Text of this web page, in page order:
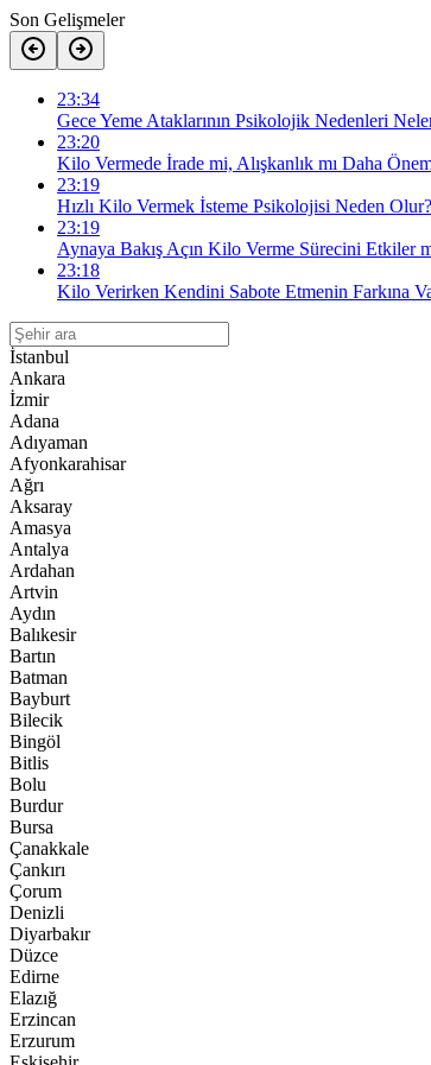
Son Gelişmeler
23:34
Gece Yeme Ataklarının Psikolojik Nedenleri
23:20
Kilo Vermede İrade mi, Alışkanlık mı Daha
23:19
Hızlı Kilo Vermek İsteme Psikolojisi Neden Olur?
23:19
Aynaya Bakış Açın Kilo Verme Sürecini Etkiler
23:18
Kilo Verirken Kendini Sabote Etmenin Farkına
İstanbul
Ankara
İzmir
Adana
Adıyaman
Afyonkarahisar
Ağrı
Aksaray
Amasya
Antalya
Ardahan
Artvin
Aydın
Balıkesir
Bartın
Batman
Bayburt
Bilecik
Bingöl
Bitlis
Bolu
Burdur
Bursa
Çanakkale
Çankırı
Çorum
Denizli
Diyarbakır
Düzce
Edirne
Elazığ
Erzincan
Erzurum